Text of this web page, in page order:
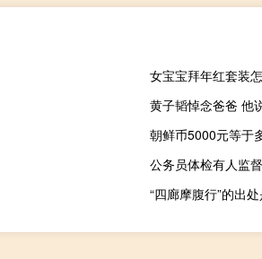
女宝宝拜年红套装
黄子韬悼念爸爸 他
朝鲜币5000元等于
公务员体检有人监
“四廊摩腹行”的出